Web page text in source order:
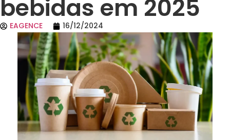
bebidas em 2025
EAGENCE 16/12/2024